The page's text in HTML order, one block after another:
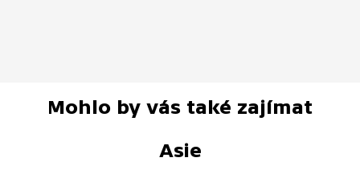
Mohlo by vás také zajímat
Asie